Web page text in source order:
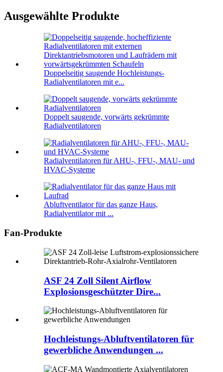
Ausgewählte Produkte
Doppelseitig saugende Hochleistungs-
Radialventilatoren mit e...
Doppelt saugende, vorwärts gekrümmte
Radialventilatoren
Radialventilatoren für AHU-, FFU-, MAU- und
HVAC-Systeme
Abluftventilator für das ganze Haus,
Radialventilator mit ...
Fan-Produkte
ASF 24 Zoll Silent Airflow
Explosionsgeschützter Dire...
Hochleistungs-Abluftventilatoren für
gewerbliche Anwendungen ...